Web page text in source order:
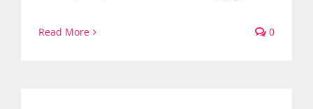
Read More 0